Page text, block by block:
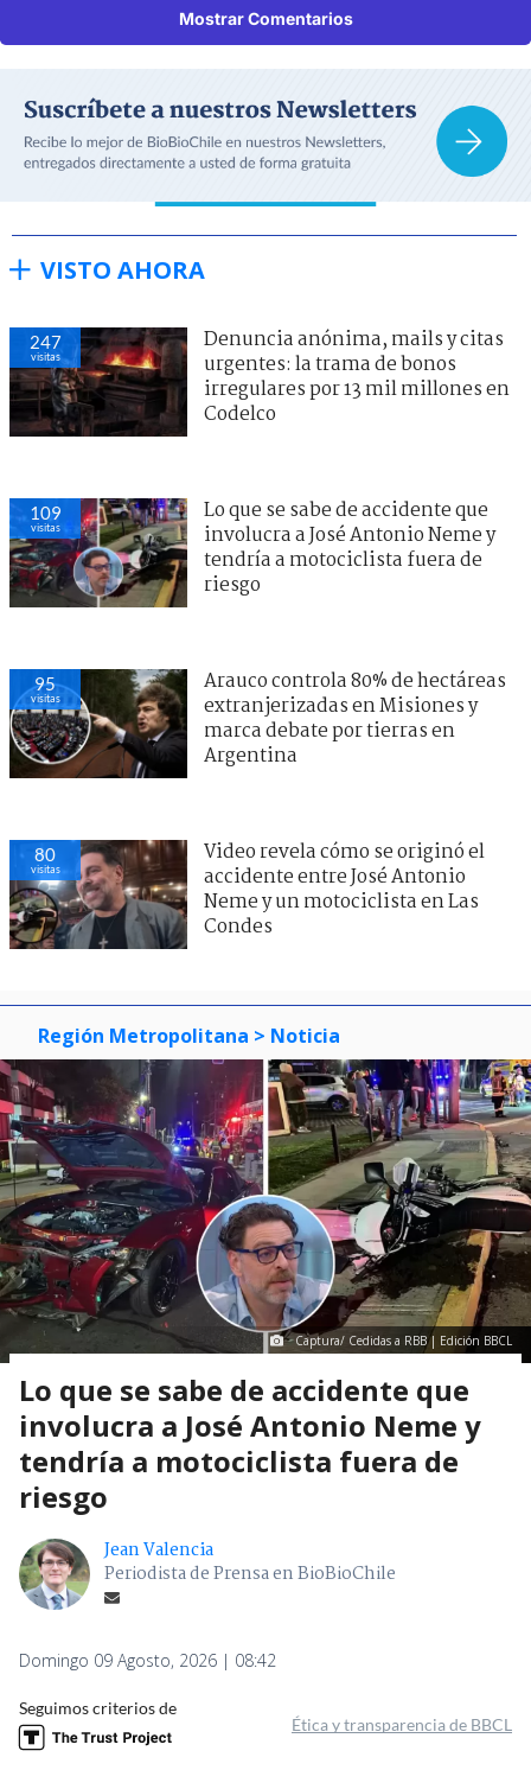
Mostrar Comentarios
VISTO AHORA
247
visitas
Denuncia anónima, mails y citas
urgentes: la trama de bonos
irregulares por 13 mil millones en
Codelco
109
visitas
Lo que se sabe de accidente que
involucra a José Antonio Neme y
tendría a motociclista fuera de
riesgo
95
visitas
Arauco controla 80% de hectáreas
extranjerizadas en Misiones y
marca debate por tierras en
Argentina
80
visitas
Video revela cómo se originó el
accidente entre José Antonio
Neme y un motociclista en Las
Condes
Región Metropolitana > Noticia
Captura/ Cedidas a RBB | Edición BBCL
Lo que se sabe de accidente que
involucra a José Antonio Neme y
tendría a motociclista fuera de
riesgo
Jean Valencia
Periodista de Prensa en BioBioChile
Domingo 09 Agosto, 2026 | 08:42
Seguimos criterios de
Ética y transparencia de BBCL